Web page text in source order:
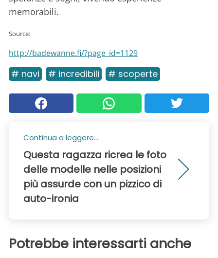
memorabili.
Source:
http://badewanne.fi/?page_id=1129
# navi # incredibili # scoperte
Continua a leggere...
Questa ragazza ricrea le foto
delle modelle nelle posizioni
più assurde con un pizzico di
auto-ironia
Potrebbe interessarti anche